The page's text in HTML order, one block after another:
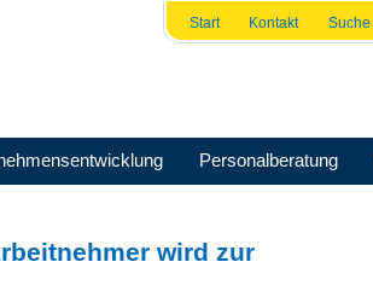
Start Kontakt Suche
Personalberatung
wird zur